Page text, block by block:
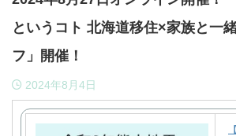
というコト 北海道移住×家族と一
フ」開催！
2024年8月4日